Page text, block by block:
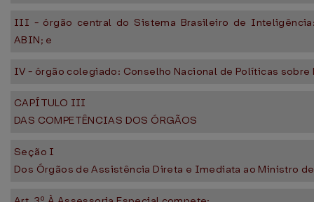
III - órgão central do Sistema Brasileiro de
ABIN; e
IV - órgão colegiado: Conselho Nacional de Políticas sobre
CAPÍTULO III
DAS COMPETÊNCIAS DOS ÓRGÃOS
Seção I
Dos Órgãos de Assistência Direta e Imediata ao Ministro